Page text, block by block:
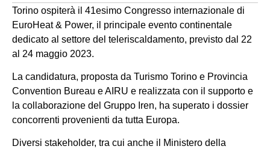
Torino ospiterà il 41esimo Congresso internazionale di
EuroHeat & Power, il principale evento continentale
dedicato al settore del teleriscaldamento, previsto dal 22
al 24 maggio 2023.
La candidatura, proposta da Turismo Torino e Provincia
Convention Bureau e AIRU e realizzata con il supporto e
la collaborazione del Gruppo Iren, ha superato i dossier
concorrenti provenienti da tutta Europa.
Diversi stakeholder, tra cui anche il Ministero della